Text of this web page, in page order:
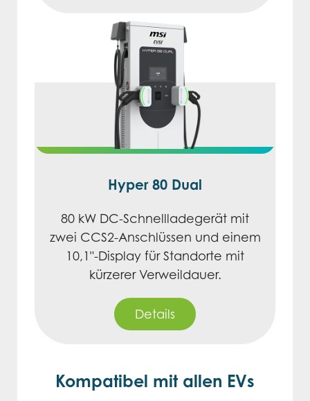
Hyper 80 Dual
80 kW DC-Schnellladegerät mit
zwei CCS2-Anschlüssen und einem
10,1"-Display für Standorte mit
kürzerer Verweildauer.
Details
Kompatibel mit allen EVs